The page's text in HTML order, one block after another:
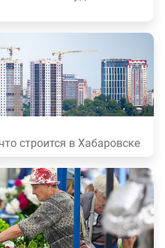
строится в Хабаровске